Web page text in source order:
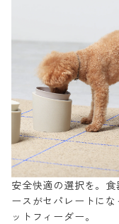
安全快適の選択を。食
ースがセパレートにな
ットフィーダー。